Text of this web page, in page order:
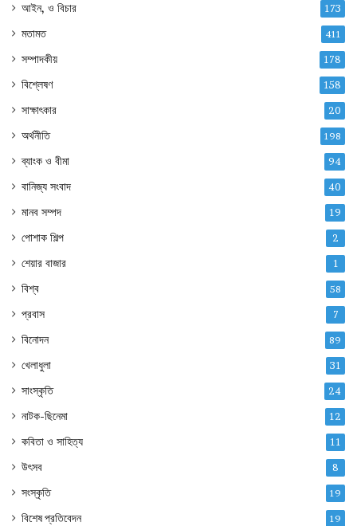
আইন, ও বিচার 173
মতামত 411
সম্পাদকীয় 178
বিশ্লেষণ 158
সাক্ষাৎকার 20
অর্থনীতি 198
ব্যাংক ও বীমা 94
বানিজ্য সংবাদ 40
মানব সম্পদ 19
পোশাক শিল্প 2
শেয়ার বাজার 1
বিশ্ব 58
প্রবাস 7
বিনোদন 89
খেলাধুলা 31
সাংস্কৃতি 24
নাটক-ছিনেমা 12
কবিতা ও সাহিত্য 11
উৎসব 8
সংস্কৃতি 19
বিশেষ প্রতিবেদন 19